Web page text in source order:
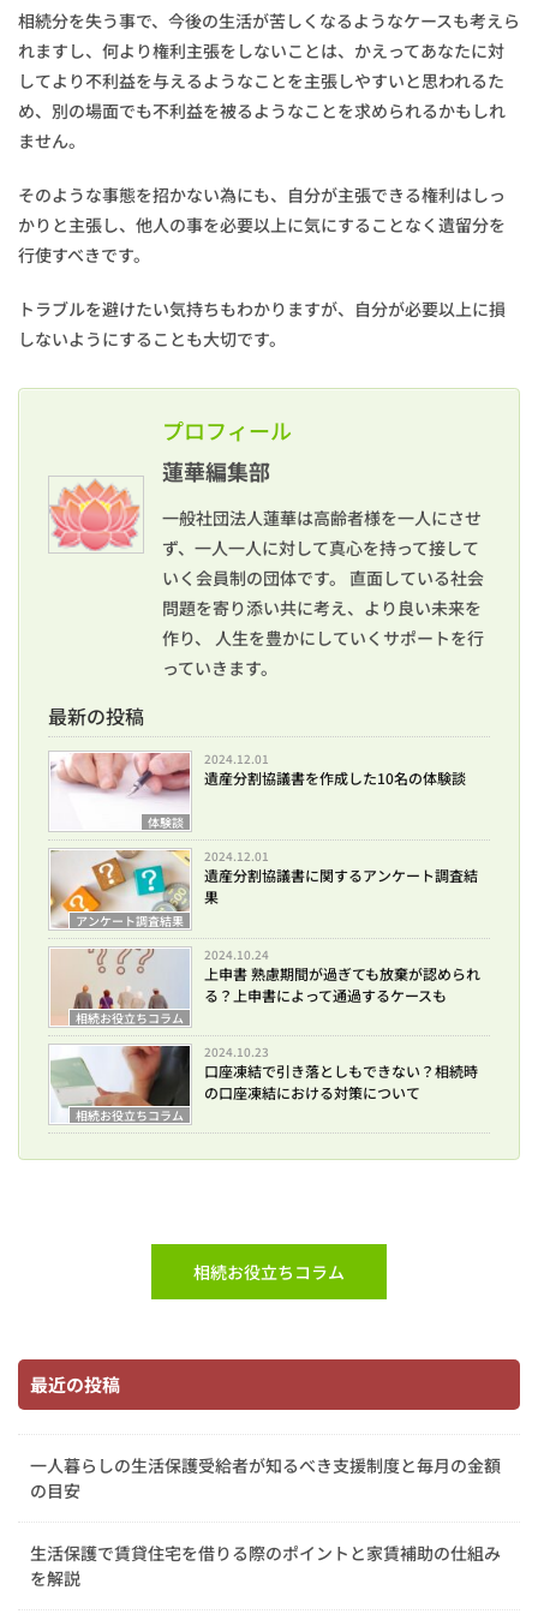
相続分を失う事で、今後の生活が苦しくなるようなケースも考えら
れますし、何より権利主張をしないことは、かえってあなたに対
してより不利益を与えるようなことを主張しやすいと思われるた
め、別の場面でも不利益を被るようなことを求められるかもしれ
ません。
そのような事態を招かない為にも、自分が主張できる権利はしっ
かりと主張し、他人の事を必要以上に気にすることなく遺留分を
行使すべきです。
トラブルを避けたい気持ちもわかりますが、自分が必要以上に損
しないようにすることも大切です。
プロフィール
蓮華編集部
一般社団法人蓮華は高齢者様を一人にさせ
ず、一人一人に対して真心を持って接して
いく会員制の団体です。 直面している社会
問題を寄り添い共に考え、より良い未来を
作り、 人生を豊かにしていくサポートを行
っていきます。
最新の投稿
体験談
2024.12.01
遺産分割協議書を作成した10名の体験談
アンケート調査結果
2024.12.01
遺産分割協議書に関するアンケート調査結
果
相続お役立ちコラム
2024.10.24
上申書 熟慮期間が過ぎても放棄が認められ
る？上申書によって通過するケースも
相続お役立ちコラム
2024.10.23
口座凍結で引き落としもできない？相続時
の口座凍結における対策について
相続お役立ちコラム
最近の投稿
一人暮らしの生活保護受給者が知るべき支援制度と毎月の金額
の目安
生活保護で賃貸住宅を借りる際のポイントと家賃補助の仕組み
を解説